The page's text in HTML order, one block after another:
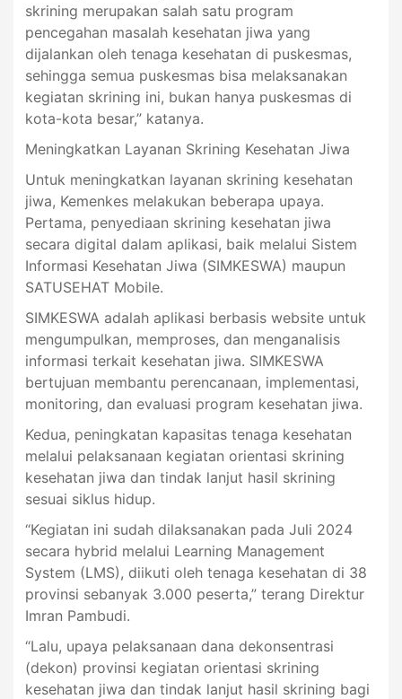
skrining merupakan salah satu program
pencegahan masalah kesehatan jiwa yang
dijalankan oleh tenaga kesehatan di puskesmas,
sehingga semua puskesmas bisa melaksanakan
kegiatan skrining ini, bukan hanya puskesmas di
kota-kota besar,” katanya.
Meningkatkan Layanan Skrining Kesehatan Jiwa
Untuk meningkatkan layanan skrining kesehatan
jiwa, Kemenkes melakukan beberapa upaya.
Pertama, penyediaan skrining kesehatan jiwa
secara digital dalam aplikasi, baik melalui Sistem
Informasi Kesehatan Jiwa (SIMKESWA) maupun
SATUSEHAT Mobile.
SIMKESWA adalah aplikasi berbasis website untuk
mengumpulkan, memproses, dan menganalisis
informasi terkait kesehatan jiwa. SIMKESWA
bertujuan membantu perencanaan, implementasi,
monitoring, dan evaluasi program kesehatan jiwa.
Kedua, peningkatan kapasitas tenaga kesehatan
melalui pelaksanaan kegiatan orientasi skrining
kesehatan jiwa dan tindak lanjut hasil skrining
sesuai siklus hidup.
“Kegiatan ini sudah dilaksanakan pada Juli 2024
secara hybrid melalui Learning Management
System (LMS), diikuti oleh tenaga kesehatan di 38
provinsi sebanyak 3.000 peserta,” terang Direktur
Imran Pambudi.
“Lalu, upaya pelaksanaan dana dekonsentrasi
(dekon) provinsi kegiatan orientasi skrining
kesehatan jiwa dan tindak lanjut hasil skrining bagi